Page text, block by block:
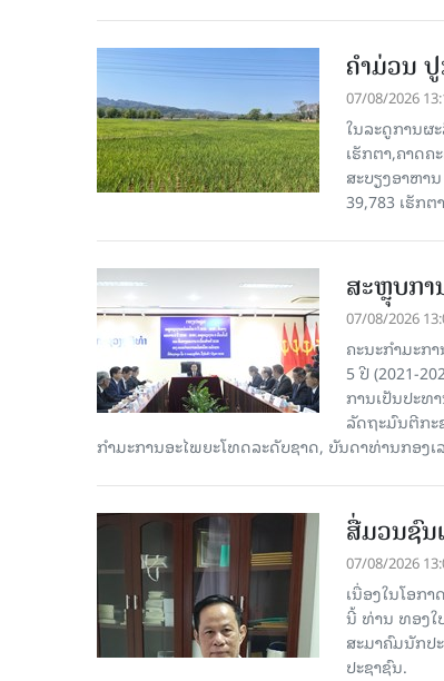
ຄໍາມ່ວນ
07/08/2026
ໃນລະດູການຜ
ເຮັກຕາ,ຄາດ
ສະບຽງອາຫາ
39,783 ເຮັກ
ສະຫຼຸບກາ
07/08/2026
ຄະນະກຳມະກ
5 ປີ (2021-
ການເປັນປະທ
ລັດຖະມົນຕີກະ
ກໍາມະການອະໄພຍະໂທດລະດັບຊາດ, ບັນດາທ່ານກອງ
ສື່ມວນຊົ
07/08/2026
ເນື່ອງໃນໂອກ
ນີ້ ທ່ານ ທອງໃ
ສະມາຄົມນັກປ
ປະຊາຊົນ.